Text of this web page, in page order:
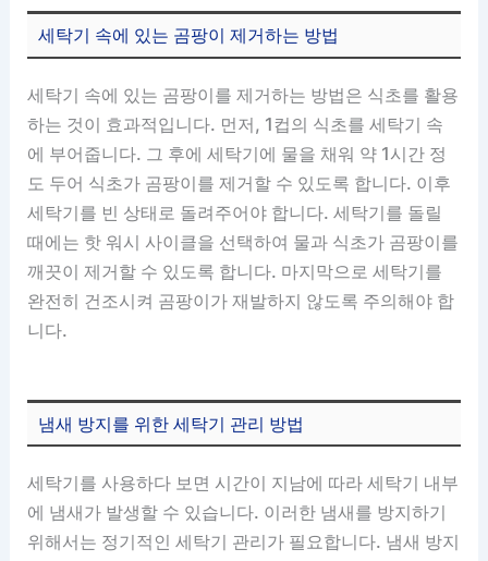
세탁기 속에 있는 곰팡이 제거하는 방법
세탁기 속에 있는 곰팡이를 제거하는 방법은 식초를 활용
하는 것이 효과적입니다. 먼저, 1컵의 식초를 세탁기 속
에 부어줍니다. 그 후에 세탁기에 물을 채워 약 1시간 정
도 두어 식초가 곰팡이를 제거할 수 있도록 합니다. 이후
세탁기를 빈 상태로 돌려주어야 합니다. 세탁기를 돌릴
때에는 핫 워시 사이클을 선택하여 물과 식초가 곰팡이를
깨끗이 제거할 수 있도록 합니다. 마지막으로 세탁기를
완전히 건조시켜 곰팡이가 재발하지 않도록 주의해야 합
니다.
냄새 방지를 위한 세탁기 관리 방법
세탁기를 사용하다 보면 시간이 지남에 따라 세탁기 내부
에 냄새가 발생할 수 있습니다. 이러한 냄새를 방지하기
위해서는 정기적인 세탁기 관리가 필요합니다. 냄새 방지